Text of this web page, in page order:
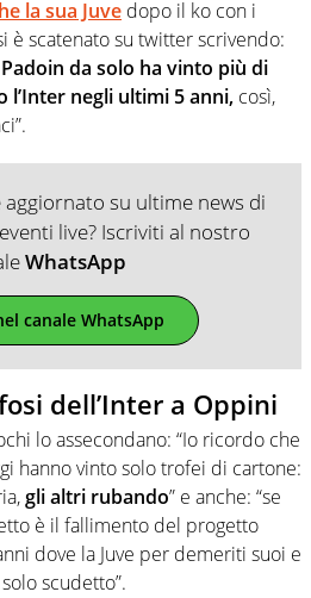
la sua Juve dopo il ko con i
è scatenato su twitter scrivendo:
da solo ha vinto più di
negli ultimi 5 anni, così,
su ultime news di
live? Iscriviti al nostro
WhatsApp
canale WhatsApp
dell’Inter a Oppini
lo assecondano: “Io ricordo che
hanno vinto solo trofei di cartone:
gli altri rubando” e anche: “se
è il fallimento del progetto
dove la Juve per demeriti suoi e
scudetto”.